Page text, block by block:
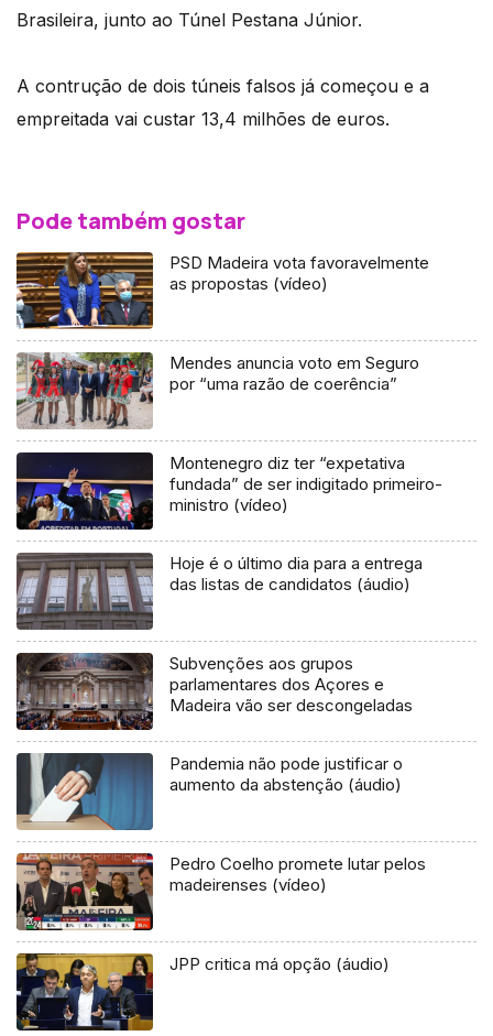
Brasileira, junto ao Túnel Pestana Júnior.
A contrução de dois túneis falsos já começou e a
empreitada vai custar 13,4 milhões de euros.
Pode também gostar
PSD Madeira vota favoravelmente
as propostas (vídeo)
Mendes anuncia voto em Seguro
por “uma razão de coerência”
Montenegro diz ter “expetativa
fundada” de ser indigitado primeiro-
ministro (vídeo)
Hoje é o último dia para a entrega
das listas de candidatos (áudio)
Subvenções aos grupos
parlamentares dos Açores e
Madeira vão ser descongeladas
Pandemia não pode justificar o
aumento da abstenção (áudio)
Pedro Coelho promete lutar pelos
madeirenses (vídeo)
JPP critica má opção (áudio)